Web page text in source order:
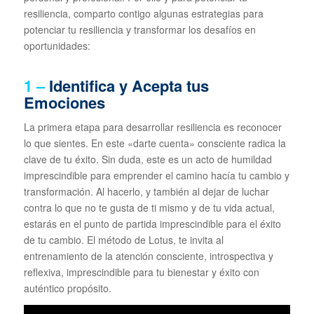
resiliencia, comparto contigo algunas estrategias para
potenciar tu resiliencia y transformar los desafíos en
oportunidades:
1 –Identifica y Acepta tus
Emociones
La primera etapa para desarrollar resiliencia es reconocer
lo que sientes. En este «darte cuenta» consciente radica la
clave de tu éxito. Sin duda, este es un acto de humildad
imprescindible para emprender el camino hacía tu cambio y
transformación. Al hacerlo, y también al dejar de luchar
contra lo que no te gusta de ti mismo y de tu vida actual,
estarás en el punto de partida imprescindible para el éxito
de tu cambio. El método de Lotus, te invita al
entrenamiento de la atención consciente, introspectiva y
reflexiva, imprescindible para tu bienestar y éxito con
auténtico propósito.